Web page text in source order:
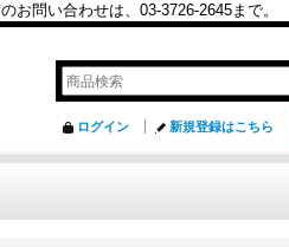
問い合わせは、03-3726-2645まで。
ログイン 新規登録はこちら